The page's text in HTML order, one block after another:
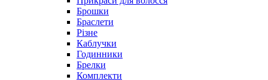
Брошки
Браслети
Різне
Каблучки
Годинники
Брелки
Комплекти